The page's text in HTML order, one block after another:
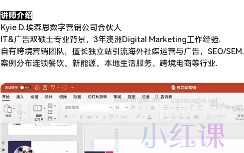
讲师介绍
Kyie D.埃森思数字营销公司合伙人
IT&广告双硕士专业背景，3年澳洲Digital Marketing工作经验.
自有跨境营销团队，擅长独立站引流海外社媒运营与广告，SEO/SEM.
案例分布连锁餐饮、新能源、本地生活服务、跨境电商等行业.